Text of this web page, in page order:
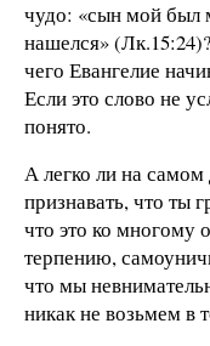
чудо: «сын мой был
нашелся»
чего Евангелие
Если это слово не
понято.
А легко ли на самом
признавать, что ты
что это ко многому
терпению,
что мы
никак не возьмем в